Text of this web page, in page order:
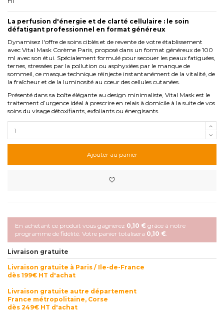
La perfusion d'énergie et de clarté cellulaire : le soin
défatigant professionnel en format généreux
Dynamisez l'offre de soins ciblés et de revente de votre établissement
avec Vital Mask Corème Paris, proposé dans un format généreux de 100
ml avec son étui. Spécialement formulé pour secouer les peaux fatiguées,
ternes, stressées par la pollution ou asphyxiées par le manque de
sommeil, ce masque technique réinjecte instantanément de la vitalité, de
la fraîcheur et de la luminosité au cœur des cellules cutanées.
Présenté dans sa boîte élégante au design minimaliste, Vital Mask est le
traitement d’urgence idéal à prescrire en relais à domicile à la suite de vos
soins du visage détoxifiants, exfoliants ou énergisants.
Ajouter au panier
En achetant ce produit vous gagnerez 0,10 € grâce à notre
programme de fidélité. Votre panier totalisera 0,10 €
Livraison gratuite
Livraison gratuite à Paris / Ile-de-France
dès 199€ HT d'achat
Livraison gratuite autre département
France métropolitaine, Corse
dès 249€ HT d'achat